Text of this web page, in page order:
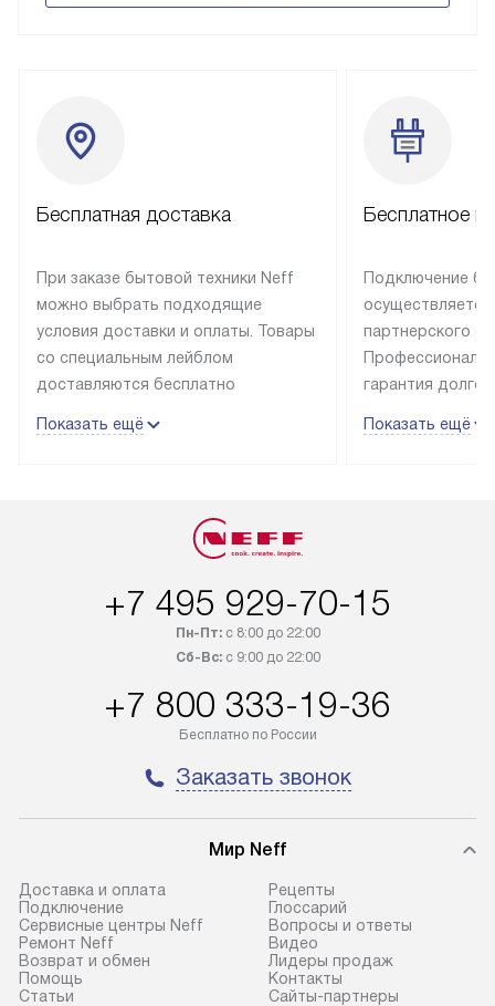
Бесплатная доставка
При заказе бытовой техники Neff
можно выбрать подходящие
условия доставки и оплаты. Товары
со специальным лейблом
доставляются бесплатно
до подъезда, отдельная доставка
оплачивается дополнительно. Если
товар в наличии, он может быть
трех дней. Доставка в Санкт-
Петербург и другие регионы
осуществляется через
100% предоплаты мы бесплатно
транспортной компании в городе
Показать ещё
Бесплатное
Подключение
партнерского
гарантия
и Санкт-
по монтажу
гарантия в
Показать ещё
+7 495 929-70-15
Пн-Пт:с 8:00 до 22:00
Сб-Вс:с 9:00 до 22:00
+7 800 333-19-36
Бесплатно по России
Заказать звонок
Мир Neff
Доставка и оплата
Подключение
Сервисные центры Neff
Ремонт Neff
Возврат и обмен
Помощь
Статьи
Рецепты
Глоссарий
Вопросы и ответы
Видео
Лидеры продаж
Контакты
Сайты-партнеры